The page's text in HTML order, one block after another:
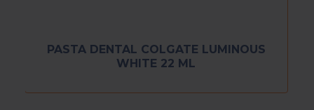
PASTA DENTAL COLGATE LUMINOUS
WHITE 22 ML